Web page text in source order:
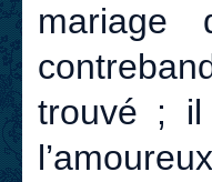
mariage
trouvé ; il